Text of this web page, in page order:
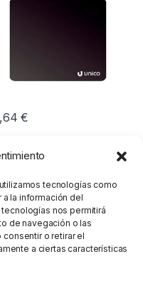
tecnologías como
la información del
nos permitirá
de navegación o las
o retirar el
a ciertas características
€